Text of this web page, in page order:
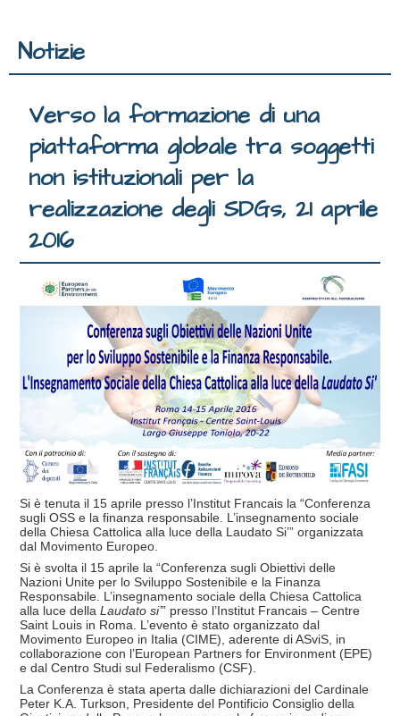
Notizie
Verso la formazione di una
piattaforma globale tra soggetti
non istituzionali per la
realizzazione degli SDGs, 21 aprile
2016
Si è tenuta il 15 aprile presso l’Institut Francais la “Conferenza
sugli OSS e la finanza responsabile. L’insegnamento sociale
della Chiesa Cattolica alla luce della Laudato Si’” organizzata
dal Movimento Europeo.
Si è svolta il 15 aprile la “Conferenza sugli Obiettivi delle
Nazioni Unite per lo Sviluppo Sostenibile e la Finanza
Responsabile. L’insegnamento sociale della Chiesa Cattolica
alla luce della Laudato si’” presso l’Institut Francais – Centre
Saint Louis in Roma. L’evento è stato organizzato dal
Movimento Europeo in Italia (CIME), aderente di ASviS, in
collaborazione con l’European Partners for Environment (EPE)
e dal Centro Studi sul Federalismo (CSF).
La Conferenza è stata aperta dalle dichiarazioni del Cardinale
Peter K.A. Turkson, Presidente del Pontificio Consiglio della